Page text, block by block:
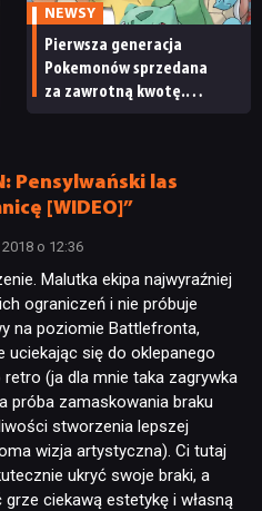
NEWSY
Pierwsza generacja
Pokemonów sprzedana
za zawrotną kwotę.
Pensylwański las
[WIDEO]”
o 12:36
Malutka ekipa najwyraźniej
ograniczeń i nie próbuje
na poziomie Battlefronta,
uciekając się do oklepanego
(ja dla mnie taka zagrywka
próba zamaskowania braku
stworzenia lepszej
wizja artystyczna). Ci tutaj
ukryć swoje braki, a
ciekawą estetykę i własną